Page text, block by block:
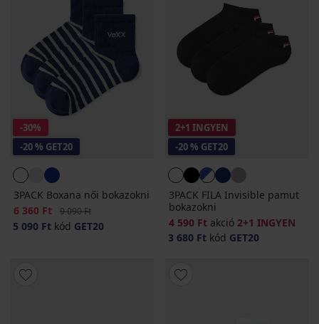
-30%
-20 % GET20
3PACK Boxana női bokazokni
Kedvezmény
6 360 Ft Eredeti ár
9 090 Ft
5 090 Ft kód GET20
2+1 INGYEN
-20 % GET20
3PACK FILA Invisible pamut
bokazokni
4 590 Ft akció 2+1 INGYEN
3 680 Ft kód GET20